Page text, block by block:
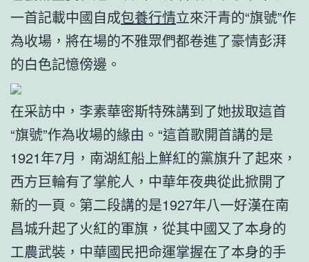
一首記載中國自成包養行情立來汗青的“旗號”作
為收場，將在場的不雅眾們都卷進了豪情彭湃
的白色記憶傍邊。
在采訪中，李素華密斯特殊講到了她拔取這首
“旗號”作為收場的緣由。“這首歌開首講的是
1921年7月，南湖紅船上鮮紅的黨旗升了起來，
西方巨輪有了掌舵人，中華年夜典從此掀開了
新的一頁。第二段講的是1927年八一好漢在南
昌城升起了火紅的軍旗，從其中國又了本身的
工農武裝，中華國民把命運掌握在了本身的手